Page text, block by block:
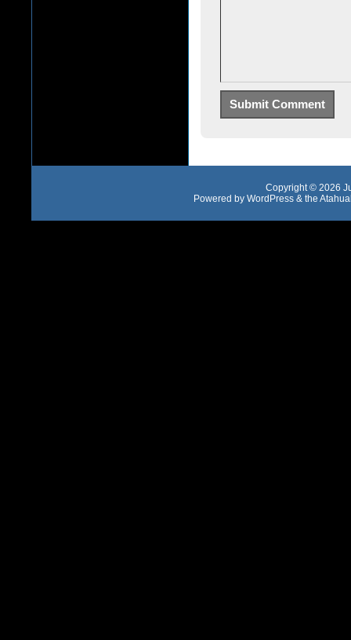
Copyright © 2026
Powered by WordPress & the